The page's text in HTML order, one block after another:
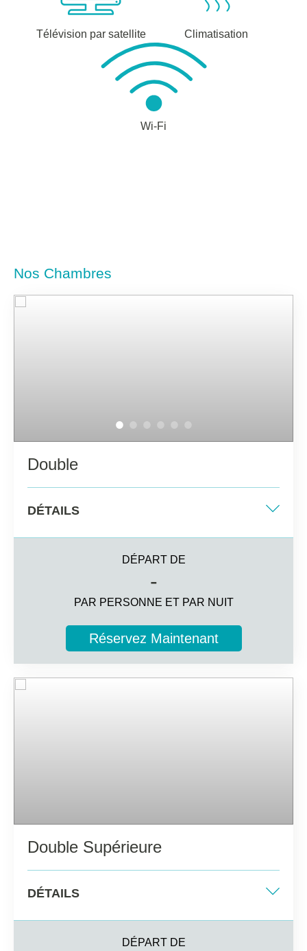
Télévision par satellite Climatisation
Wi-Fi
Nos Chambres
Double
3 invités
Informations complémentaires
DÉTAILS
DÉPART DE
-
PAR PERSONNE ET PAR NUIT
Réservez Maintenant
Double Supérieure
DÉTAILS
DÉPART DE